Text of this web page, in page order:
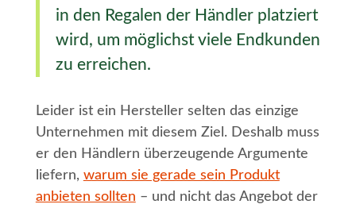
in den Regalen der Händler platziert
wird, um möglichst viele Endkunden
zu erreichen.
Leider ist ein Hersteller selten das einzige
Unternehmen mit diesem Ziel. Deshalb muss
er den Händlern überzeugende Argumente
liefern, warum sie gerade sein Produkt
anbieten sollten – und nicht das Angebot der